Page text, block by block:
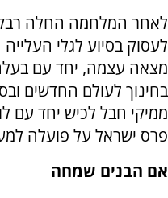
לאחר המלחמה החלה
לעסוק בסיוע לגלי
מצאה עצמה, יחד עם
בחינוך לעולם החדשים
פרס ישראל על פועלה
אם הבנים שמחה